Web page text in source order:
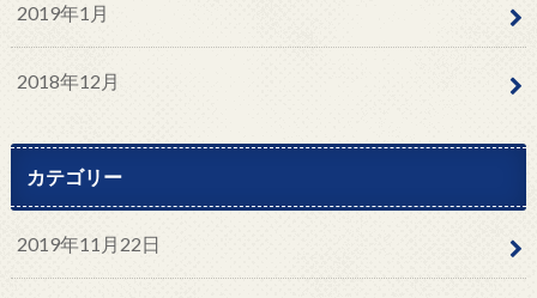
2019年1月
2018年12月
カテゴリー
2019年11月22日